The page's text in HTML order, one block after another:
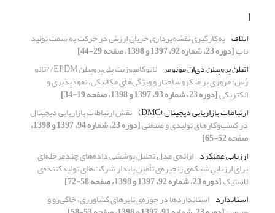
ا
اتلاف به‌کارگیری نقشه‌برداری جریان ارزش در حرکت به سمت تولید
ناب[دوره 23، شماره 92، 1397 و 1398، صفحه 29-44]
اتیلن پروپیلن دی‌ان مونومر
نانوکامپوزیت پلی‌پروپیلن EPDM//نانو
رُس: مروری بر میکروساختار و ویژگی‌های مکانیکی، نفوذپذیری و
الکتریکی[دوره 23، شماره 93، 1397 و 1398، صفحه 19-34]
ارتباطات بازاریابی دیجیتال (DMC)
نقش ارتباطات بازاریابی دیجیتال
در کسب‌وکارهای تولیدی و صنعتی [دوره 23، شماره 94، 1397 و 1398،
صفحه 52-65]
ارزیابی عملکرد ارائه‌ی مدل تحلیل پوششی داده‌های چندمرحله‌ای
برای ارزیابی شبکه‌ی زنجیر‌ه‌ی تأمین پایدار شرکت‌های تولیدکننده‌ی
لاستیک[دوره 23، شماره 92، 1397 و 1398، صفحه 58-72]
استاندارد استانداردها در حوزه‌ی تایرهای کشاورزی، خاکی‌رو و